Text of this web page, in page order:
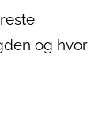
og hvor